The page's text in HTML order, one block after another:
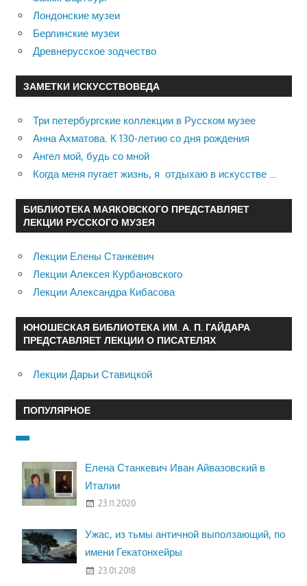
Лондонские музеи
Берлинские музеи
Древнерусское зодчество
ЗАМЕТКИ ИСКУССТВОВЕДА
Три петербургские коллекции в Русском музее
Анна Ахматова. К 130-летию со дня рождения
Ангел мой, будь со мной
Когда меня пугает жизнь, я отдыхаю в искусстве …
БИБЛИОТЕКА МАЯКОВСКОГО ПРЕДСТАВЛЯЕТ
ЛЕКЦИИ РУССКОГО МУЗЕЯ
Лекции Елены Станкевич
Лекции Алексея Курбановского
Лекции Александра Кибасова
ЮНОШЕСКАЯ БИБЛИОТЕКА ИМ. А. П. ГАЙДАРА
ПРЕДСТАВЛЯЕТ ЛЕКЦИИ О ПИСАТЕЛЯХ
Лекции Дарьи Ставицкой
ПОПУЛЯРНОЕ
Елена Станкевич Иван Айвазовский в
Италии
23.11.2020
Ужас, из тьмы античной выползающий, по
имени Гекатонхейры
23.01.2018